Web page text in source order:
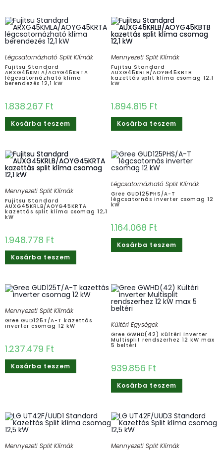
Légcsatornázható Split Klímák
Fujitsu Standard
ARXG45KMLA/AOYG45KRTA
légcsatornázható klíma
berendezés 12,1 kW
1.838.267 Ft
Kosárba teszem
Mennyezeti Split Klímák
Fujitsu Standard
AUXG45KRLB/AOYG45KBTB
kazettás split klíma csomag 12,1
kW
1.894.815 Ft
Kosárba teszem
Mennyezeti Split Klímák
Fujitsu Standard
AUXG45KRLB/AOYG45KRTA
kazettás split klíma csomag 12,1
kW
1.948.778 Ft
Kosárba teszem
Légcsatornázható Split Klímák
Gree GUD125PHS/A-T
légcsatornás inverter csomag 12
kW
1.164.068 Ft
Kosárba teszem
Mennyezeti Split Klímák
Gree GUD125T/A-T kazettás
inverter csomag 12 kW
1.237.479 Ft
Kosárba teszem
Kültéri Egységek
Gree GWHD(42) Kültéri inverter
Multisplit rendszerhez 12 kW max
5 beltéri
939.856 Ft
Kosárba teszem
Mennyezeti Split Klímák Mennyezeti Split Klímák